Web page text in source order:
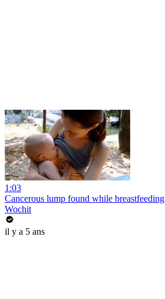
1:03
Cancerous lump found while breastfeeding
Wochit
il y a 5 ans